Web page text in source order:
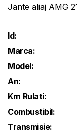
Jante aliaj AMG
Id:
Marca:
Model:
An:
Km Rulati:
Combustibil:
Transmisie: